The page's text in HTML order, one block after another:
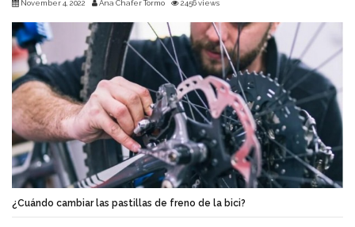
November 4, 2022 Ana Chafer Tormo 2456 views
¿Cuándo cambiar las pastillas de freno de la bici?